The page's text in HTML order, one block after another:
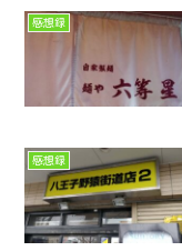
感想録
感想録